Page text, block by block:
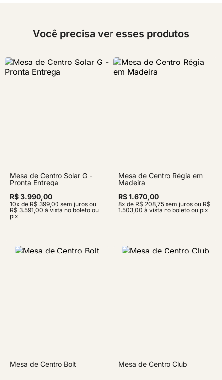
Você precisa ver esses produtos
Mesa de Centro Solar G -
Pronta Entrega
R$ 3.990,00
10x de R$ 399,00 sem juros ou
R$ 3.591,00 à vista no boleto ou
pix
Mesa de Centro Régia em
Madeira
R$ 1.670,00
8x de R$ 208,75 sem juros ou R$
1.503,00 à vista no boleto ou pix
Mesa de Centro Bolt Mesa de Centro Club